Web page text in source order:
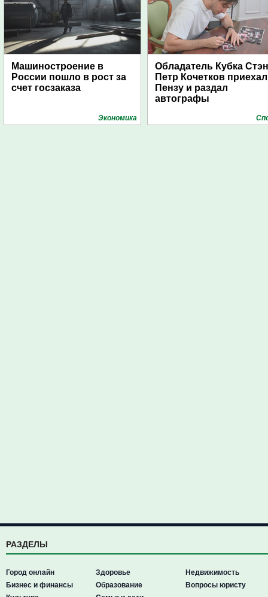
Машиностроение в
России пошло в рост за
счет госзаказа
Экономика
Обладатель Кубка
Петр Кочетков
Пензу и раздал
автографы
РАЗДЕЛЫ
Город онлайн
Бизнес и финансы
Здоровье
Образование
Недвижимость
Вопросы юристу